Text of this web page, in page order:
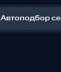
Автоподбор